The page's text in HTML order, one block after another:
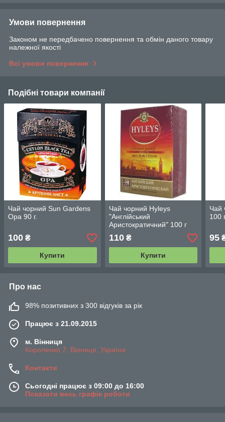
Умови повернення
Законом не передбачено повернення та обмін даного товару
належної якості
Всі умови повернення
Подібні товари компанії
Чай чорний Sun Gardens
Opa 90 г.
100 ₴
Купити
Чай чорний Hyleys
"Англійський
Аристократичний" 100 г
110₴
Купити
Чай
100
95
Про нас
98% позитивних з 300 відгуків за рік
Працює з 21.09.2015
м. Вінниця
Короленко,7, Вінниця, Україна
Контакти
Сьогодні працює з 09:00 до 16:00
Показати весь графік роботи